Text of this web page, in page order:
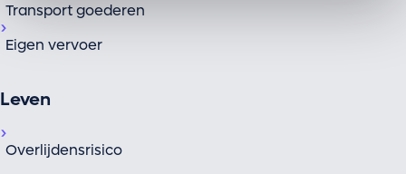
Transport goederen
Eigen vervoer
Leven
Overlijdensrisico